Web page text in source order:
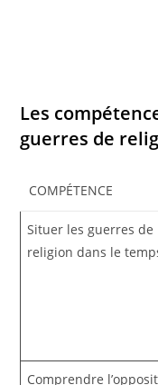
Les
guerres de
COMPÉTENCE
Situer les guerres de
religion dans le
Comprendre